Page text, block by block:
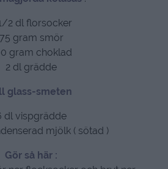
2 dl florsocker
75 gram smör
gram choklad
2 dl grädde
glass-smeten
dl vispgrädde
mjölk ( sötad )
Gör så här :